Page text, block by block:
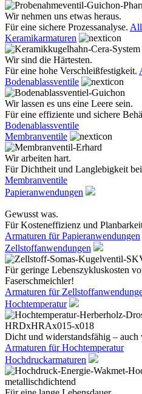
Wir nehmen uns etwas heraus.
Für eine sichere Prozessanalyse.
Keramikarmaturen
Wir sind die Härtesten.
Für eine hohe Verschleißfestigkeit.
Bodenablassventile
Wir lassen es uns eine Leere sein.
Für eine effiziente und sichere
Bodenablassventile
Membranventile
Wir arbeiten hart.
Für Dichtheit und Langlebigkeit
Membranventile
Papieranwendungen
Gewusst was.
Für Kosteneffizienz und
Armaturen für Papieranwendungen
Zellstoffanwendungen
Für geringe Lebenszykluskosten
Faserschmeichler!
Armaturen für
Hochtemperatur
Dicht und widerstandsfähig – auch
Armaturen für Hochtemperatur
Hochdruckarmaturen